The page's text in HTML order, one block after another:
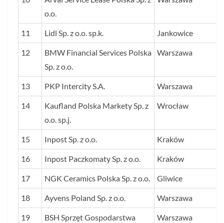
o.o.
11 Lidl Sp. z o.o. sp.k. Jankowice
12
BMW Financial Services Polska
Sp. z o.o.
Warszawa
13 PKP Intercity S.A. Warszawa
14
Kaufland Polska Markety Sp. z
o.o. sp.j.
Wrocław
15 Inpost Sp. z o.o. Kraków
16 Inpost Paczkomaty Sp. z o.o. Kraków
17 NGK Ceramics Polska Sp. z o.o. Gliwice
18 Ayvens Poland Sp. z o.o. Warszawa
19
BSH Sprzęt Gospodarstwa
Warszawa